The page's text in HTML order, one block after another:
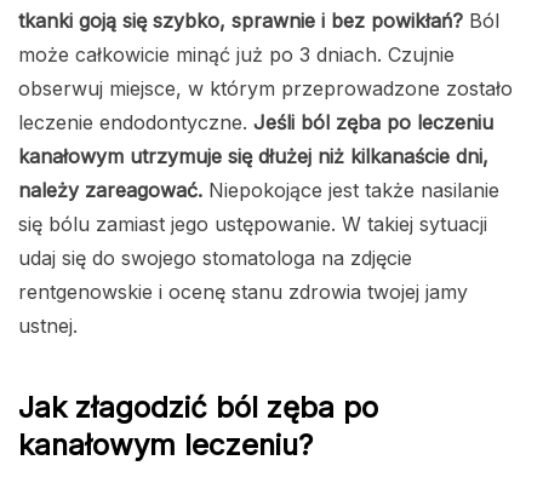
tkanki goją się szybko, sprawnie i bez powikłań? Ból
może całkowicie minąć już po 3 dniach. Czujnie
obserwuj miejsce, w którym przeprowadzone zostało
leczenie endodontyczne. Jeśli ból zęba po leczeniu
kanałowym utrzymuje się dłużej niż kilkanaście dni,
należy zareagować. Niepokojące jest także nasilanie
się bólu zamiast jego ustępowanie. W takiej sytuacji
udaj się do swojego stomatologa na zdjęcie
rentgenowskie i ocenę stanu zdrowia twojej jamy
ustnej.
Jak złagodzić ból zęba po
kanałowym leczeniu?